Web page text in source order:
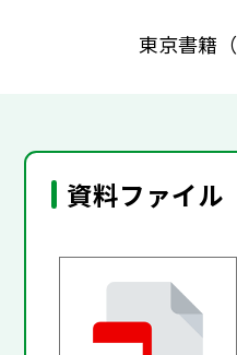
東京書籍
資料ファイル